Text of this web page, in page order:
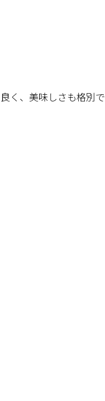
く、美味しさも格別で